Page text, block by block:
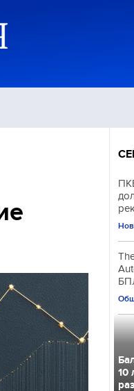
Происшествия
10